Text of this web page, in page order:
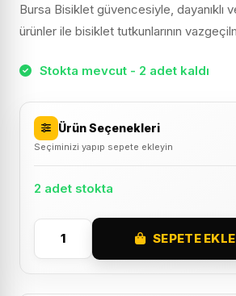
Bursa Bisiklet güvencesiyle, dayanıklı
ürünler ile bisiklet tutkunlarının
Stokta mevcut - 2 adet kaldı
Ürün Seçenekleri
Seçiminizi yapıp sepete ekleyin
2 adet stokta
Procycle
SEPETE EKLE